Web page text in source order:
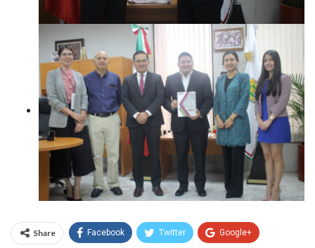
Share Facebook Twitter Google+